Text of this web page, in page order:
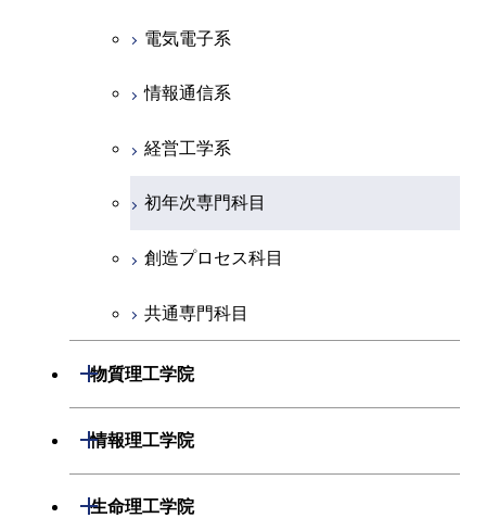
地球惑星科学系
初年次専門科目
創造プロセス科目
共通専門科目
電気電子系
情報通信系
経営工学系
初年次専門科目
創造プロセス科目
共通専門科目
物質理工学院
開閉
材料系
情報理工学院
開閉
数理・計算科学系
生命理工学院
開閉